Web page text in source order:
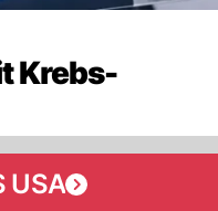
Krebs-
USA